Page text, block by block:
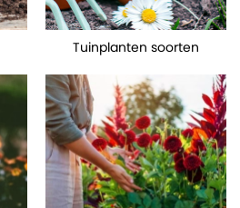
Tuinplanten soorten